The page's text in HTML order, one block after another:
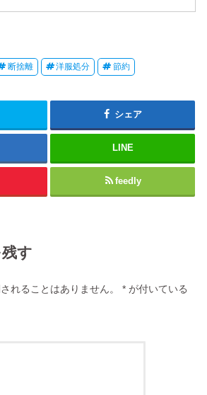
断捨離 洋服処分 節約
シェア
LINE
feedly
す
れることはありません。 * が付いている